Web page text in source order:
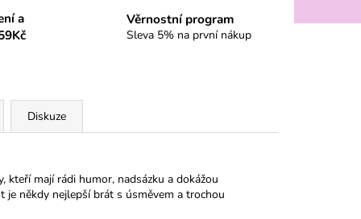
a
Věrnostní program
Sleva 5% na první nákup
Diskuze
kteří mají rádi humor, nadsázku a dokážou
je někdy nejlepší brát s úsměvem a trochou